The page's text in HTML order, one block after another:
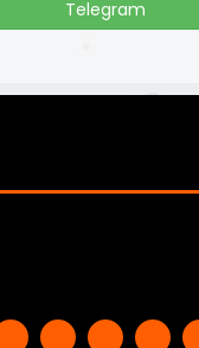
Telegram